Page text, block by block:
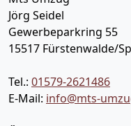
Jörg Seidel
Gewerbeparkring 55
15517 Fürstenwalde/
Tel.: 01579-2621486
E-Mail: info@mts-